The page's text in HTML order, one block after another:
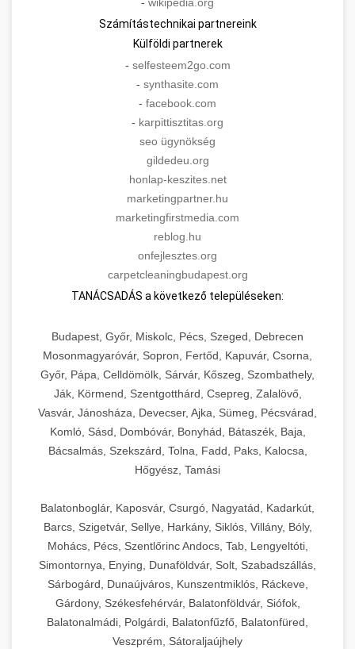
- wikipedia.org
Számítástechnikai partnereink
Külföldi partnerek
- selfesteem2go.com
- synthasite.com
- facebook.com
- karpittisztitas.org
seo ügynökség
gildedeu.org
honlap-keszites.net
marketingpartner.hu
marketingfirstmedia.com
reblog.hu
onfejlesztes.org
carpetcleaningbudapest.org
TANÁCSADÁS a következő településeken:
Budapest, Győr, Miskolc, Pécs, Szeged, Debrecen
Mosonmagyaróvár, Sopron, Fertőd, Kapuvár, Csorna,
Győr, Pápa, Celldömölk, Sárvár, Kőszeg, Szombathely,
Ják, Körmend, Szentgotthárd, Csepreg, Zalalövő,
Vasvár, Jánosháza, Devecser, Ajka, Sümeg, Pécsvárad,
Komló, Sásd, Dombóvár, Bonyhád, Bátaszék, Baja,
Bácsalmás, Szekszárd, Tolna, Fadd, Paks, Kalocsa,
Hőgyész, Tamási
Balatonboglár, Kaposvár, Csurgó, Nagyatád, Kadarkút,
Barcs, Szigetvár, Sellye, Harkány, Siklós, Villány, Bóly,
Mohács, Pécs, Szentlőrinc Andocs, Tab, Lengyeltóti,
Simontornya, Enying, Dunaföldvár, Solt, Szabadszállás,
Sárbogárd, Dunaújváros, Kunszentmiklós, Ráckeve,
Gárdony, Székesfehérvár, Balatonföldvár, Siófok,
Balatonalmádi, Polgárdi, Balatonfűzfő, Balatonfüred,
Veszprém, Sátoraljaújhely